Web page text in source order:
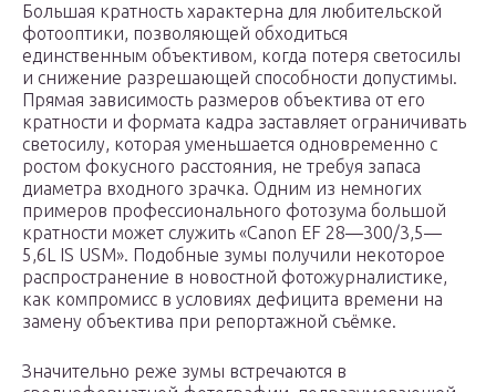
Большая кратность характерна для любительской
фотооптики, позволяющей обходиться
единственным объективом, когда потеря светосилы
и снижение разрешающей способности допустимы.
Прямая зависимость размеров объектива от его
кратности и формата кадра заставляет ограничивать
светосилу, которая уменьшается одновременно с
ростом фокусного расстояния, не требуя запаса
диаметра входного зрачка. Одним из немногих
примеров профессионального фотозума большой
кратности может служить «Canon EF 28—300/3,5—
5,6L IS USM». Подобные зумы получили некоторое
распространение в новостной фотожурналистике,
как компромисс в условиях дефицита времени на
замену объектива при репортажной съёмке.
Значительно реже зумы встречаются в